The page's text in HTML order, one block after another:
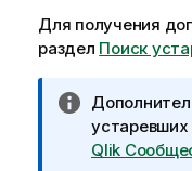
Для получения
раздел Поиск
П
р
и
Qlik